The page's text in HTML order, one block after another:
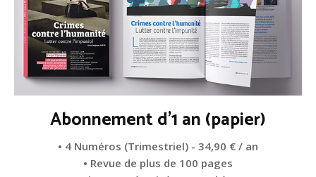
Abonnement d'1 an (papier)
• 4 Numéros (Trimestriel) - 34,90 € / an
• Revue de plus de 100 pages